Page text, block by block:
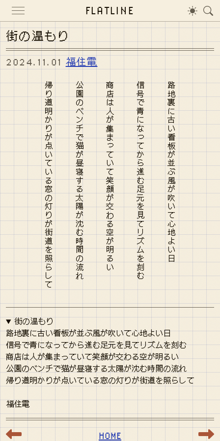
FLATLINE
街の温もり
2024.11.01 福住電
路地裏に古い看板が並ぶ風が吹いて心地よい日
信号で青になってから進む足元を見てリズムを刻む
商店は人が集まっていて笑顔が交わる空が明るい
公園のベンチで猫が昼寝する太陽が沈む時間の流れ
帰り道明かりが点いている窓の灯りが街道を照らして
街の温もり
路地裏に古い看板が並ぶ風が吹いて心地よい日
信号で青になってから進む足元を見てリズムを刻む
商店は人が集まっていて笑顔が交わる空が明るい
公園のベンチで猫が昼寝する太陽が沈む時間の流れ
帰り道明かりが点いている窓の灯りが街道を照らして
福住電
HOME